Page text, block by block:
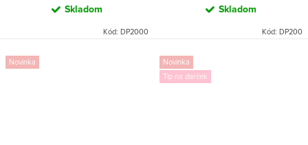
Skladom
Kód: DP2000
Skladom
Kód: DP200
Novinka
Novinka
Tip na darček